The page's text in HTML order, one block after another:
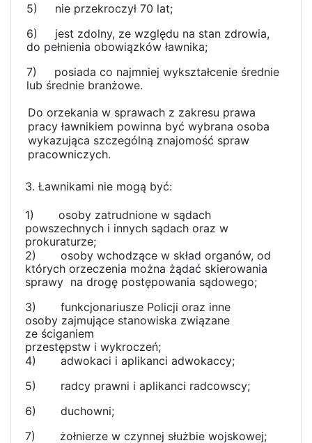
5)
nie przekroczył 70 lat;
6)
jest zdolny, ze względu na stan zdrowia,
do pełnienia obowiązków ławnika;
7)
posiada co najmniej wykształcenie średnie
lub średnie branżowe.
Do orzekania w sprawach z zakresu prawa
pracy ławnikiem powinna być wybrana osoba
wykazująca szczególną znajomość spraw
pracowniczych.
3. Ławnikami nie mogą być:
1)
osoby zatrudnione w sądach
powszechnych i innych sądach oraz w
prokuraturze;
2)
osoby wchodzące w skład organów, od
których orzeczenia można żądać skierowania
sprawy na drogę postępowania sądowego;
3)
funkcjonariusze Policji oraz inne
osoby zajmujące stanowiska związane
ze ściganiem
przestępstw i wykroczeń;
4)
adwokaci i aplikanci adwokaccy;
5)
radcy prawni i aplikanci radcowscy;
6)
duchowni;
7)
żołnierze w czynnej służbie wojskowej;